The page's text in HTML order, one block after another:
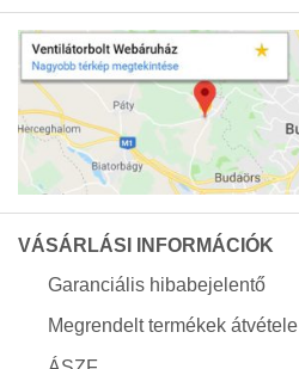
VÁSÁRLÁSI INFORMÁCIÓK
Garanciális hibabejelentő
Megrendelt termékek átvétele